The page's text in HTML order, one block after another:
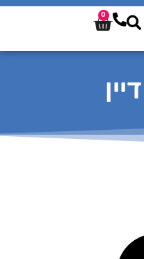
0